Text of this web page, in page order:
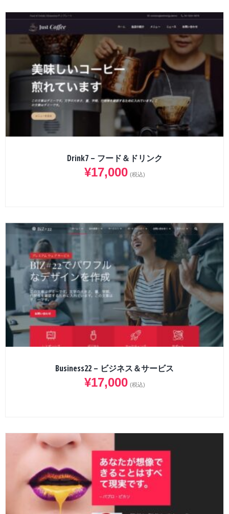
Drink7 – フード＆ドリンク
¥17,000 (税込)
Business22 – ビジネス＆サービス
¥17,000 (税込)